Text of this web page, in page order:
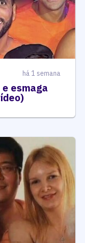
há 1 semana
esmaga